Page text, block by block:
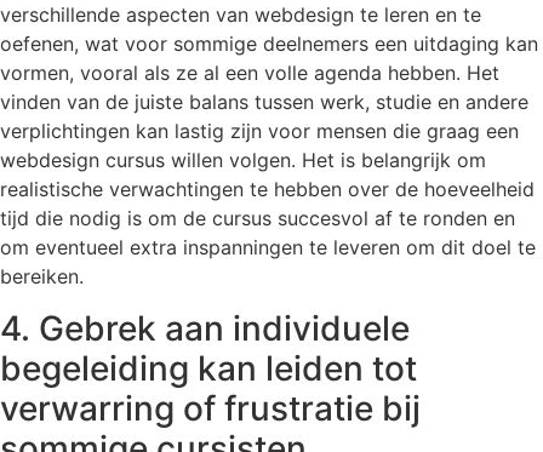
verschillende aspecten van webdesign te leren en te
oefenen, wat voor sommige deelnemers een uitdaging kan
vormen, vooral als ze al een volle agenda hebben. Het
vinden van de juiste balans tussen werk, studie en andere
verplichtingen kan lastig zijn voor mensen die graag een
webdesign cursus willen volgen. Het is belangrijk om
realistische verwachtingen te hebben over de hoeveelheid
tijd die nodig is om de cursus succesvol af te ronden en
om eventueel extra inspanningen te leveren om dit doel te
bereiken.
4. Gebrek aan individuele
begeleiding kan leiden tot
verwarring of frustratie bij